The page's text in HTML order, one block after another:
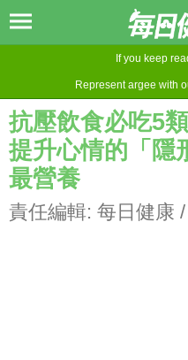
If you keep
Represent argee with
抗壓飲食必吃5
提升心情的「隱
最營養
責任編輯: 每日健康